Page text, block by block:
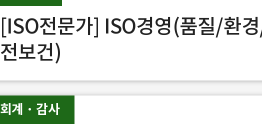
[ISO전문가] ISO경영(품질/환
전보건)
회계 · 감사